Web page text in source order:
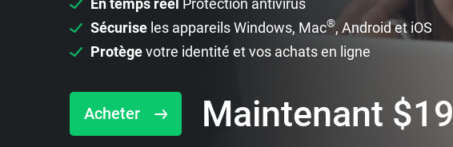
En temps réel Protection antivirus
Sécurise les appareils Windows, Mac®, Android et iOS
Protègevotre identité et vos achats en ligne
Acheter Maintenant $19